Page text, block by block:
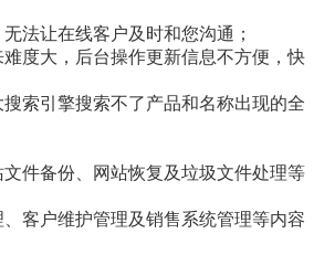
法让在线客户及时和您沟通；
度大，后台操作更新信息不方便，快
索引擎搜索不了产品和名称出现的全
件备份、网站恢复及垃圾文件处理等
客户维护管理及销售系统管理等内容